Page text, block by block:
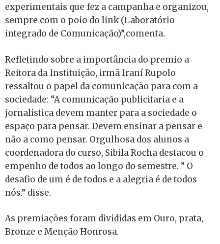
experimentais que fez a campanha e organizou,
sempre com o poio do link (Laboratório
integrado de Comunicação)”,comenta.
Refletindo sobre a importância do premio a
Reitora da Instituição, irmã Iraní Rupolo
ressaltou o papel da comunicação para com a
sociedade: “A comunicação publicitaria e a
jornalistica devem manter para a sociedade o
espaço para pensar. Devem ensinar a pensar e
não a como pensar. Orgulhosa dos alunos a
coordenadora do curso, Sibila Rocha destacou o
empenho de todos ao longo do semestre. ” O
desafio de um é de todos e a alegria é de todos
nós.” disse.
As premiações foram divididas em Ouro, prata,
Bronze e Menção Honrosa.